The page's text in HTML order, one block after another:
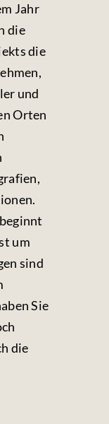
Jahr
die
die
und
Orten
beginnt
um
sind
Sie
die